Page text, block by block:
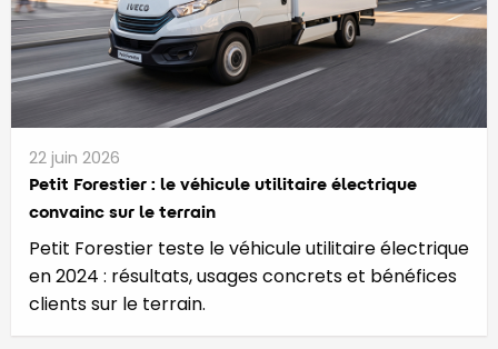
22 juin 2026
Petit Forestier : le véhicule utilitaire électrique
convainc sur le terrain
Petit Forestier teste le véhicule utilitaire électrique
en 2024 : résultats, usages concrets et bénéfices
clients sur le terrain.